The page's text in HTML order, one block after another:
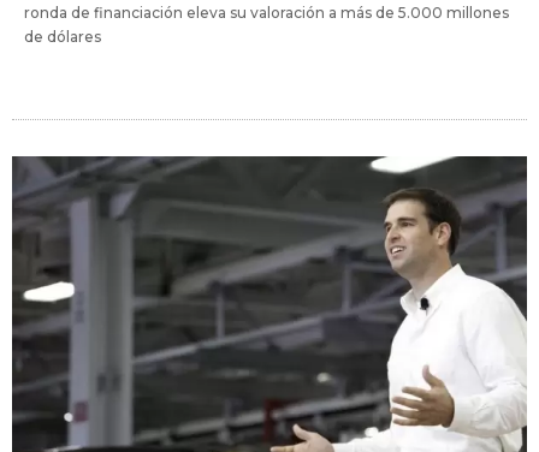
ronda de financiación eleva su valoración a más de 5.000 millones
de dólares